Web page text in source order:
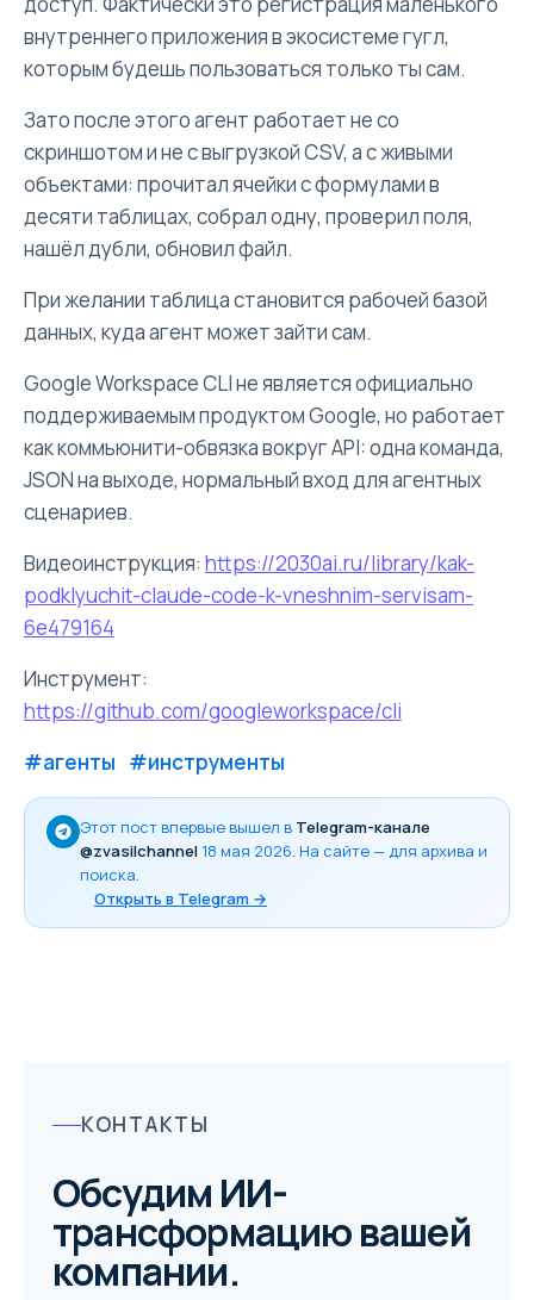
внутреннего приложения в экосистеме гугл,
которым будешь пользоваться только ты сам.
Зато после этого агент работает не со
скриншотом и не с выгрузкой CSV, а с живыми
объектами: прочитал ячейки с формулами в
десяти таблицах, собрал одну, проверил поля,
нашёл дубли, обновил файл.
При желании таблица становится рабочей базой
данных, куда агент может зайти сам.
Google Workspace CLI не является официально
поддерживаемым продуктом Google, но работает
как коммьюнити-обвязка вокруг API: одна команда,
JSON на выходе, нормальный вход для агентных
сценариев.
Видеоинструкция: https://2030ai.ru/library/kak-
podklyuchit-claude-code-k-vneshnim-servisam-
6e479164
Инструмент:
https://github.com/googleworkspace/cli
#агенты #инструменты
Этот пост впервые вышел в Telegram-канале
@zvasilchannel 18 мая 2026. На сайте — для архива и
поиска.
Открыть в Telegram →
КОНТАКТЫ
Обсудим ИИ-
трансформацию вашей
компании.